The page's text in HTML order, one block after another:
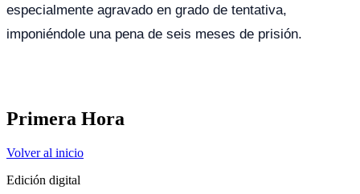
especialmente agravado en grado de tentativa,
imponiéndole una pena de seis meses de prisión.
Primera Hora
Volver al inicio
Edición digital